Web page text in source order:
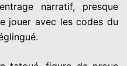
narratif, presque
jouer avec les codes du